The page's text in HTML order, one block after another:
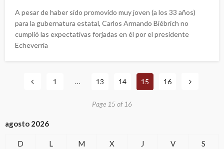
A pesar de haber sido promovido muy joven (a los 33 años)
para la gubernatura estatal, Carlos Armando Biébrich no
cumplió las expectativas forjadas en él por el presidente
Echeverría
1 … 13 14 15 16
Page 15 of 16
agosto 2026
D L M X J V
S